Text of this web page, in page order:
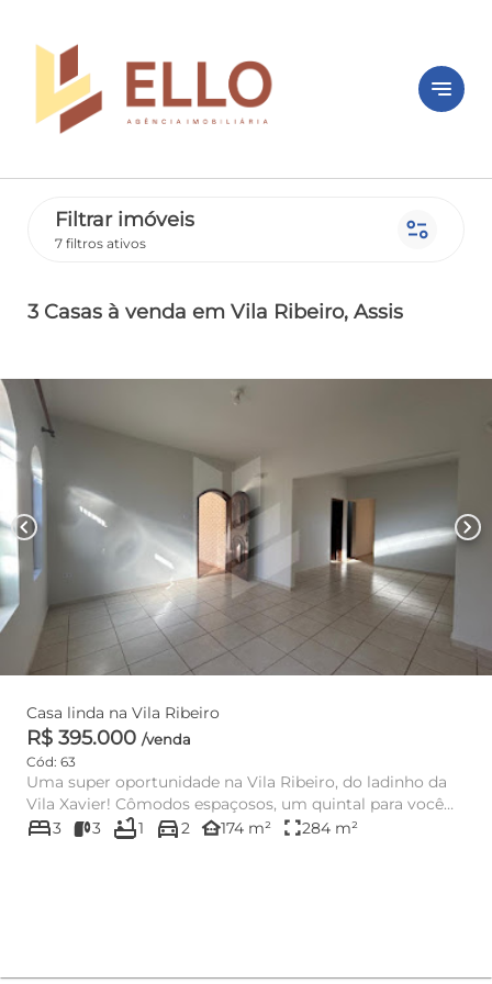
notes
Filtrar imóveis
7 filtros ativos page_info
3 Casas à venda em Vila Ribeiro, Assis
chevron_left chevron_right
Casa linda na Vila Ribeiro
R$ 395.000 /venda
Cód: 63
Uma super oportunidade na Vila Ribeiro, do ladinho da
Vila Xavier! Cômodos espaçosos, um quintal para você
usar a imagin...
bed3 3 bathtub1 directions_car2 other_houses174 m² fullscreen284 m²